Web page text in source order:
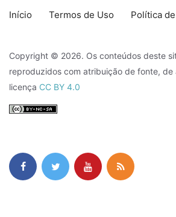
Início Termos de Uso Política
Copyright © 2026. Os conteúdos deste
reproduzidos com atribuição de fonte, de
licença CC BY 4.0